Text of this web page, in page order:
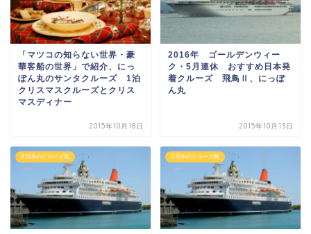
「マツコの知らない世界・豪
華客船の世界」で紹介、にっ
ぽん丸のサンタクルーズ 1泊
クリスマスクルーズとクリス
マスディナー
2015年10月18日
2016年 ゴールデンウィー
ク・5月連休 おすすめ日本発
着クルーズ 飛鳥Ⅱ、にっぽ
ん丸
2015年10月13日
3 日本のクルーズ船 3 日本のクルーズ船